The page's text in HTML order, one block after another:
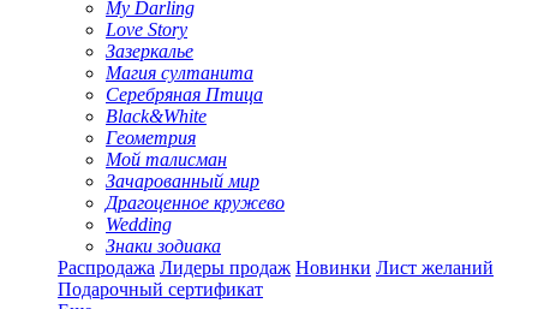
My Darling
Love Story
Зазеркалье
Магия султанита
Серебряная Птица
Black&White
Геометрия
Мой талисман
Зачарованный мир
Драгоценное кружево
Wedding
Знаки зодиака
Распродажа Лидеры продаж Новинки Лист желаний
Подарочный сертификат